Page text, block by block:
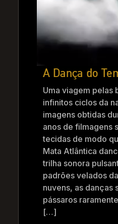
A Dança do
Uma viagem pelas
infinitos ciclos da
imagens obtidas
anos de filmagens
tecidas de modo
Mata Atlântica
trilha sonora
padrões velados
nuvens, as danças
pássaros
[…]